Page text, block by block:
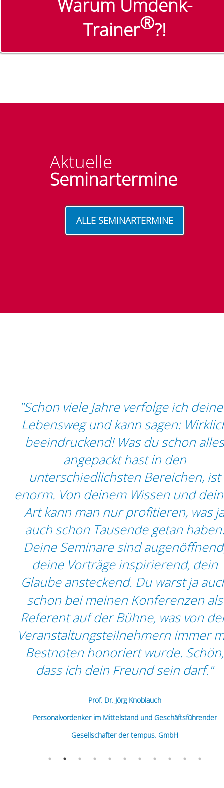
Warum Umdenk-
Trainer®?!
Aktuelle
Seminartermine
ALLE SEMINARTERMINE
"Schon viele Jahre verfolge ich
Lebensweg und kann sagen:
beeindruckend! Was du schon
angepackt hast in den
unterschiedlichsten Bereichen, ist
enorm. Von deinem Wissen und
Art kann man nur profitieren, was
auch schon Tausende getan
Deine Seminare sind
deine Vorträge inspirierend, dein
Glaube ansteckend. Du warst ja
schon bei meinen Konferenzen als
Referent auf der Bühne, was von
Veranstaltungsteilnehmern immer
Bestnoten honoriert wurde. Schön,
dass ich dein Freund sein darf."
Prof. Dr. Jörg Knoblauch
Personalvordenker im Mittelstand und Geschäftsführender
Gesellschafter der tempus. GmbH